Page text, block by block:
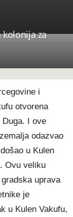
kolonija za
i
otvorena
Duga. I ove
odazvao
u Kulen
Ovu veliku
uprava
je
u Kulen Vakufu,